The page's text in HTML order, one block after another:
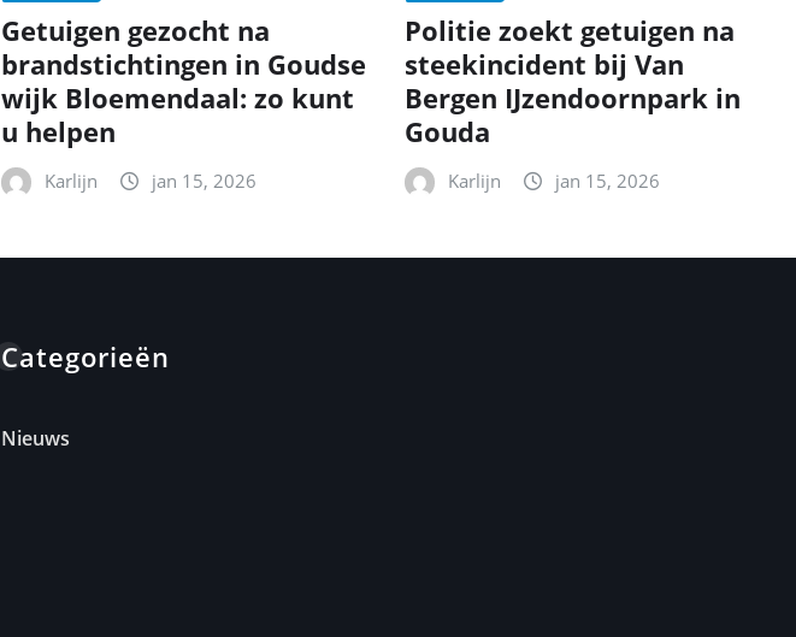
Getuigen gezocht na
brandstichtingen in Goudse
wijk Bloemendaal: zo kunt
u helpen
Karlijn jan 15, 2026
Politie zoekt getuigen na
steekincident bij Van
Bergen IJzendoornpark in
Gouda
Karlijn jan 15, 2026
Categorieën
Nieuws